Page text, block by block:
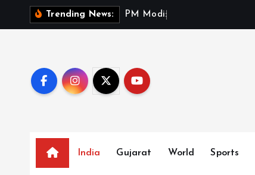
Trending News: P M M o d i:
India Gujarat World Sports